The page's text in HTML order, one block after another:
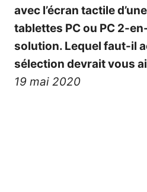
avec l’écran tactile
tablettes PC ou PC 2-
solution. Lequel faut-il
sélection devrait vous
19 mai 2020